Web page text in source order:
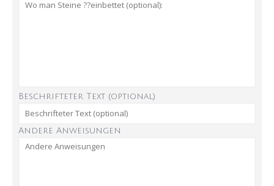
Beschrifteter Text (optional)
Andere Anweisungen